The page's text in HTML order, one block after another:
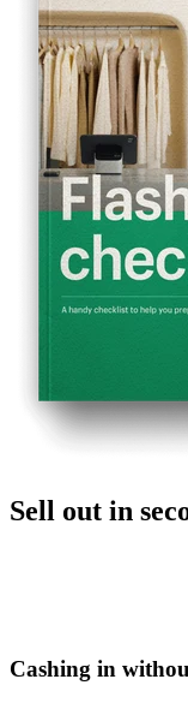
Sell out in
Cashing in